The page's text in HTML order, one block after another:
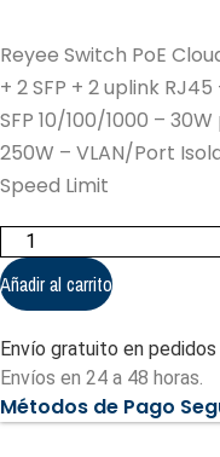
Reyee Switch PoE
+ 2 SFP + 2 uplink
SFP 10/100/1000 –
250W – VLAN/Port
Speed Limit
Reyee
Switch
PoE
Cloud
Gestionable
16
PoE
802.3af/at
+
2
Añadir al carrito
Envío gratuito en
Envíos en 24 a 48 horas.
Métodos de Pago